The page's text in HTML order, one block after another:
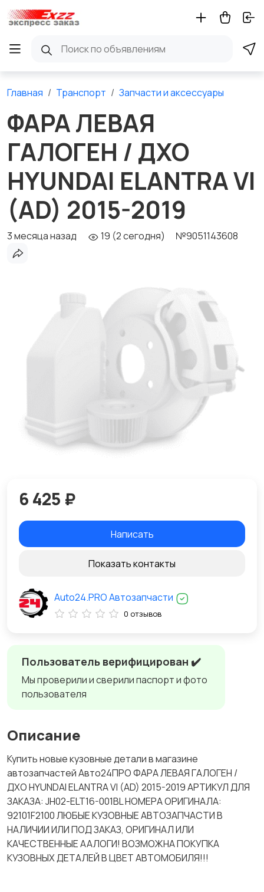
Главная Транспорт Запчасти и аксессуары
ФАРА ЛЕВАЯ
ГАЛОГЕН / ДХО
HYUNDAI ELANTRA VI
(AD) 2015-2019
3 месяца назад 19 (2 сегодня) №9051143608
Пользователь верифицирован ✔️
Мы проверили и сверили паспорт и фото
пользователя
Описание
Купить новые кузовные детали в магазине
автозапчастей Авто24ПРО ФАРА ЛЕВАЯ ГАЛОГЕН /
ДХО HYUNDAI ELANTRA VI (AD) 2015-2019 АРТИКУЛ ДЛЯ
ЗАКАЗА: JH02-ELT16-001BL НОМЕРА ОРИГИНАЛА:
92101F2100 ЛЮБЫЕ КУЗОВНЫЕ АВТОЗАПЧАСТИ В
НАЛИЧИИ ИЛИ ПОД ЗАКАЗ, ОРИГИНАЛ ИЛИ
КАЧЕСТВЕННЫЕ ААЛОГИ! ВОЗМОЖНА ПОКУПКА
КУЗОВНЫХ ДЕТАЛЕЙ В ЦВЕТ АВТОМОБИЛЯ!!!
6 425 ₽
Написать
Показать контакты
Auto24.PRO Автозапчасти
0 отзывов